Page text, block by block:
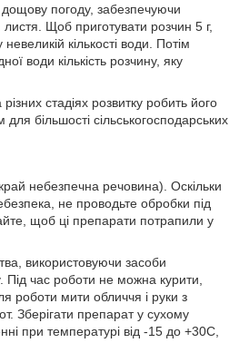
погоду, забезпечуючи
Щоб приготувати розчин 5 г,
кількості води. Потім
води кількість розчину, яку
різних стадіях розвитку робить його
більшості сільськогосподарських
небезпечна речовина). Оскільки
не проводьте обробки під
щоб ці препарати потрапили у
використовуючи засоби
Під час роботи не можна курити,
роботи мити обличчя і руки з
Зберігати препарат у сухому
при температурі від -15 до +30C,